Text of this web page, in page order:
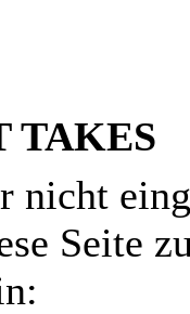
TAKES
nicht
Seite